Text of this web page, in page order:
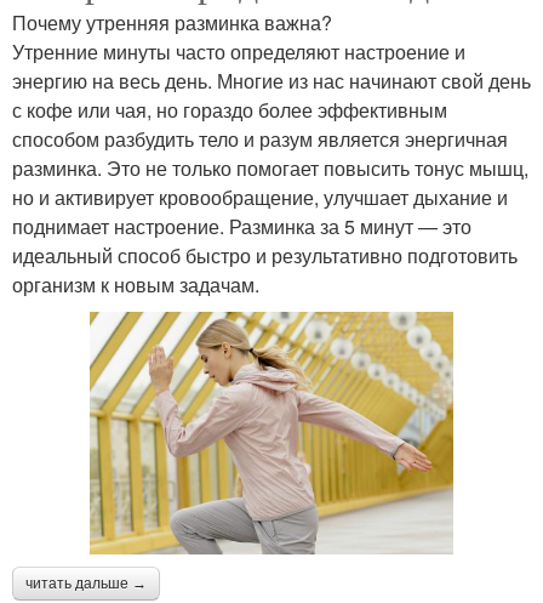
Почему утренняя разминка важна?
Утренние минуты часто определяют настроение и
энергию на весь день. Многие из нас начинают свой день
с кофе или чая, но гораздо более эффективным
способом разбудить тело и разум является энергичная
разминка. Это не только помогает повысить тонус мышц,
но и активирует кровообращение, улучшает дыхание и
поднимает настроение. Разминка за 5 минут — это
идеальный способ быстро и результативно подготовить
организм к новым задачам.
читать дальше →